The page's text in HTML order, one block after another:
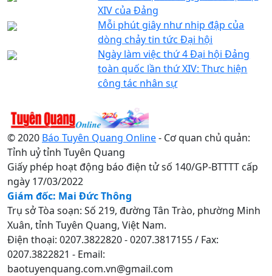
XIV của Đảng
Mỗi phút giây như nhịp đập của
dòng chảy tin tức Đại hội
Ngày làm việc thứ 4 Đại hội Đảng
toàn quốc lần thứ XIV: Thực hiện
công tác nhân sự
© 2020 Báo Tuyên Quang Online- Cơ quan chủ quản:
Tỉnh uỷ tỉnh Tuyên Quang
Giấy phép hoạt động báo điện tử số 140/GP-BTTTT cấp
ngày 17/03/2022
Giám đốc: Mai Đức Thông
Trụ sở Tòa soạn: Số 219, đường Tân Trào, phường Minh
Xuân, tỉnh Tuyên Quang, Việt Nam.
Điện thoại: 0207.3822820 - 0207.3817155 / Fax:
0207.3822821 - Email:
baotuyenquang.com.vn@gmail.com